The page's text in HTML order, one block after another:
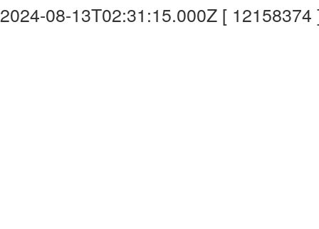
2024-08-13T02:31:15.000Z [ 12158374